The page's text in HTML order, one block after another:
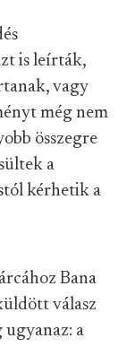
is leírták,
vagy
még nem
összegre
a
kérhetik a
Bana
válasz
ugyanaz: a